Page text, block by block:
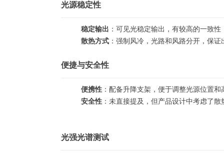
光源稳定性
稳定输出 ：可见光稳定输出，有较高的一致
散热方式 ：强制风冷，光路和风路分开，保证
便捷与安全性
便携性 ：配备升降支架，便于调整光源位置和
安全性 ：未直接提及，但产品设计中考虑了
光强光谱测试